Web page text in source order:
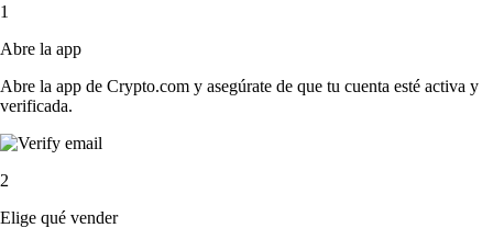
1
Abre la app
Abre la app de Crypto.com y asegúrate de que tu cuenta esté activa y
verificada.
2
Elige qué vender